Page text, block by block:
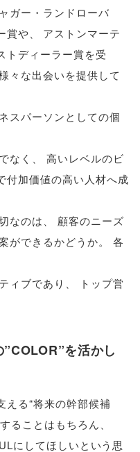
ガー・ランドローバ
賞や
アストンマーテ
トディーラー賞を受
々な出会いを提供して
スパーソンとしての個
なく
高いレベルのビ
付加価値の高い人材へ成
なのは
顧客のニーズ
ができるかどうか。
各
ィブであり
トップ営
を活かし
える“将来の幹部候補
ることはもちろん
にしてほしいという思